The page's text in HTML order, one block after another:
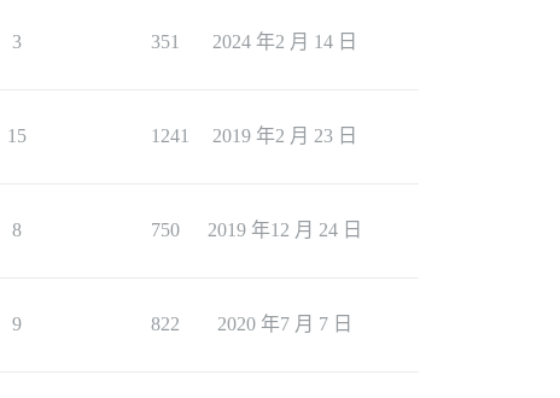
3 351 2024 年2 月 14 日
15 1241 2019 年2 月 23 日
8 750 2019 年12 月 24 日
9 822 2020 年7 月 7 日